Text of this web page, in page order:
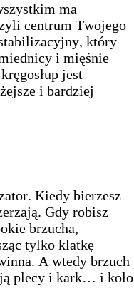
ma
centrum Twojego
który
i mięśnie
jest
i bardziej
Kiedy bierzesz
Gdy robisz
brzucha,
tylko klatkę
A wtedy brzuch
plecy i kark… i koło